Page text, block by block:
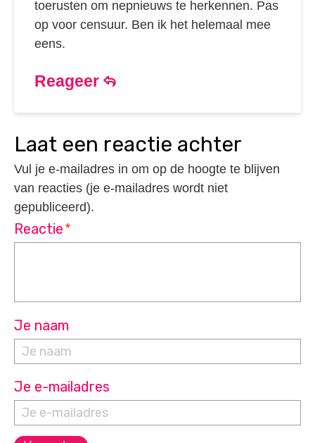
toerusten om nepnieuws te herkennen. Pas
op voor censuur. Ben ik het helemaal mee
eens.
Reageer
laat een reactie achter
Vul je e-mailadres in om op de hoogte te blijven
van reacties (je e-mailadres wordt niet
gepubliceerd).
Reactie*
Je naam
Je e-mailadres